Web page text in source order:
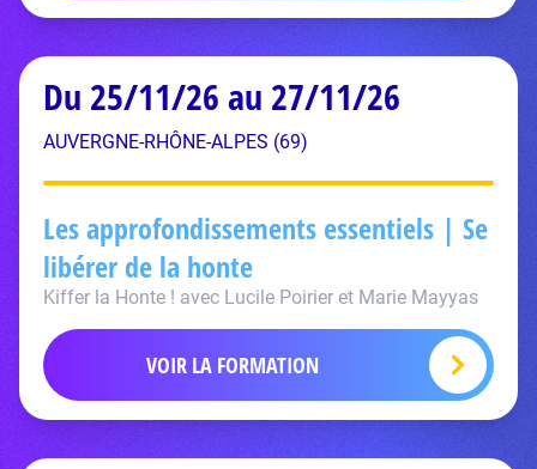
Du 25/11/26 au 27/11/26
AUVERGNE-RHÔNE-ALPES (69)
Les approfondissements essentiels | Se
libérer de la honte
Kiffer la Honte ! avec Lucile Poirier et Marie Mayyas
VOIR LA FORMATION